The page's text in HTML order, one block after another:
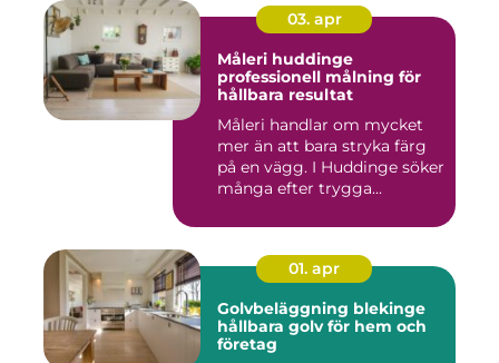
03. apr
Måleri huddinge
professionell målning för
hållbara resultat
Måleri handlar om mycket
mer än att bara stryka färg
på en vägg. I Huddinge söker
många efter trygga...
01. apr
Golvbeläggning blekinge
hållbara golv för hem och
företag